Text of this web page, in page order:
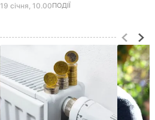
19 січня, 10.00ПОДІЇ